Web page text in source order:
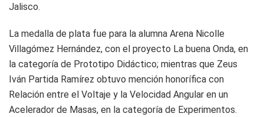
Jalisco.
La medalla de plata fue para la alumna Arena Nicolle
Villagómez Hernández, con el proyecto La buena Onda, en
la categoría de Prototipo Didáctico; mientras que Zeus
Iván Partida Ramírez obtuvo mención honorífica con
Relación entre el Voltaje y la Velocidad Angular en un
Acelerador de Masas, en la categoría de Experimentos.